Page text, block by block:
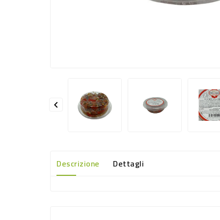

Descrizione Dettagli